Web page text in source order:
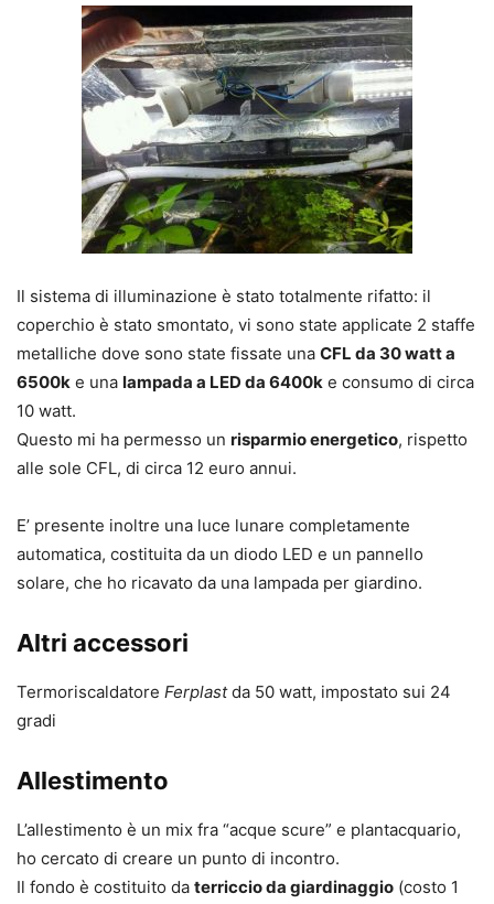
Il sistema di illuminazione è stato totalmente rifatto: il
coperchio è stato smontato, vi sono state applicate 2 staffe
metalliche dove sono state fissate una CFL da 30 watt a
6500k e una lampada a LED da 6400k e consumo di circa
10 watt.
Questo mi ha permesso un risparmio energetico, rispetto
alle sole CFL, di circa 12 euro annui.
E’ presente inoltre una luce lunare completamente
automatica, costituita da un diodo LED e un pannello
solare, che ho ricavato da una lampada per giardino.
Altri accessori
Termoriscaldatore Ferplastda 50 watt, impostato sui 24
gradi
Allestimento
L’allestimento è un mix fra “acque scure” e plantacquario,
ho cercato di creare un punto di incontro.
Il fondo è costituito da terriccio da giardinaggio (costo 1